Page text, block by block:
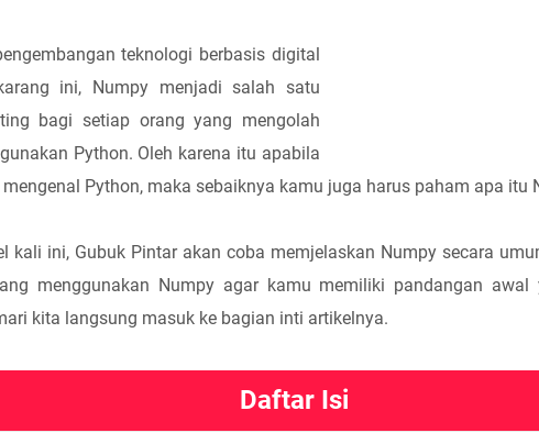
teknologi berbasis digital
ini, Numpy menjadi salah satu
bagi setiap orang yang mengolah
Python. Oleh karena itu apabila
Python, maka sebaiknya kamu juga harus paham apa itu
kali ini, Gubuk Pintar akan coba memjelaskan Numpy secara
menggunakan Numpy agar kamu memiliki pandangan awal
kita langsung masuk ke bagian inti artikelnya.
Daftar Isi